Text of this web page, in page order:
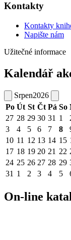
Kontakty
Kontakty
Napište nám
Užitečné informace
Kalendář
Srpen2026
Po Út St Čt Pá So
27 28 29 30 31 1
3
4 5 6 7 8
10 11 12 13 14 15
17 18 19 20 21 22
24 25 26 27 28 29
31 1 2 3 4 5
On-line